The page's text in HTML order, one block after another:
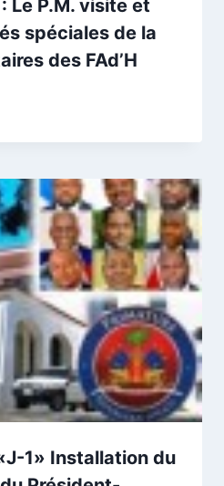
Le P.M. visite et
spéciales de la
des FAd’H
1» Installation du